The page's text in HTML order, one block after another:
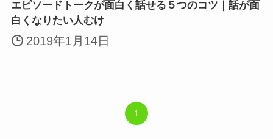
エピソードトークが面白く話せる５つのコツ｜話が面
白くなりたい人むけ
2019年1月14日
1